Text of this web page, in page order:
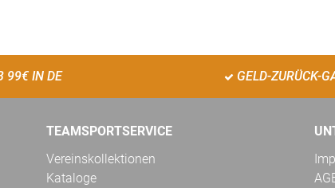
99€ IN DE GELD-ZURÜCK-
TEAMSPORTSERVICE
Vereinskollektionen
Kataloge